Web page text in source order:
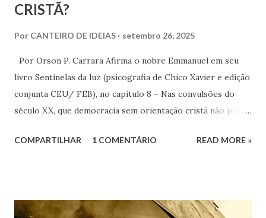
CRISTÃ?
Por CANTEIRO DE IDEIAS setembro 26, 2025
Por Orson P. Carrara Afirma o nobre Emmanuel em seu
livro Sentinelas da luz (psicografia de Chico Xavier e edição
conjunta CEU/ FEB), no capítulo 8 – Nas convulsões do
século XX, que democracia sem orientação cristã não pode
atualidade da afirmação. Há que se ressaltar que o livro tem
realidade que se repete. O livro reúne uma seleção de
COMPARTILHAR 1 COMENTÁRIO READ MORE »